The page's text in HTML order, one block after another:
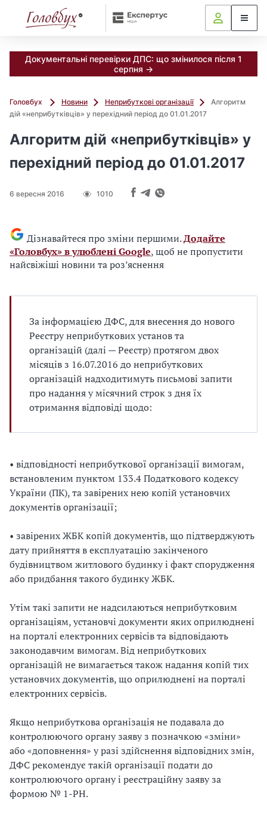
Документальні перевірки ДПС: що змінилося після 1
серпня →
Головбух Новини Неприбуткові організації
Алгоритм
дій «неприбутківців» у перехідний період до 01.01.2017
Алгоритм дій «неприбутківців» у
перехідний період до 01.01.2017
6 вересня 2016 1010
Дізнавайтеся про зміни першими.Додайте
«Головбух» в улюблені Google, щоб не пропустити
найсвіжіші новини та роз’яснення
За інформацією ДФС, для внесення до нового
Реєстру неприбуткових установ та
організацій (далі — Реєстр) протягом двох
місяців з 16.07.2016 до неприбуткових
організацій надходитимуть письмові запити
про надання у місячний строк з дня їх
отримання відповіді щодо:
• відповідності неприбуткової організації вимогам,
встановленим пунктом 133.4 Податкового кодексу
України (ПК), та завірених нею копій установчих
документів організації;
• завірених ЖБК копій документів, що підтверджують
дату прийняття в експлуатацію закінченого
будівництвом житлового будинку і факт спорудження
або придбання такого будинку ЖБК.
Утім такі запити не надсилаються неприбутковим
організаціям, установчі документи яких оприлюднені
на порталі електронних сервісів та відповідають
законодавчим вимогам. Від неприбуткових
організацій не вимагається також надання копій тих
установчих документів, що оприлюднені на порталі
електронних сервісів.
Якщо неприбуткова організація не подавала до
контролюючого органу заяву з позначкою «зміни»
або «доповнення» у разі здійснення відповідних змін,
ДФС рекомендує такій організації подати до
контролюючого органу і реєстраційну заяву за
формою № 1-РН.